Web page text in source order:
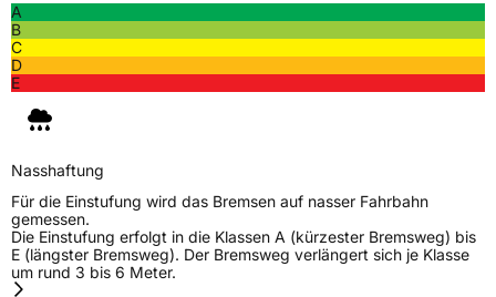
A
B
C
D
E
Nasshaftung
Für die Einstufung wird das Bremsen auf nasser Fahrbahn
gemessen.
Die Einstufung erfolgt in die Klassen A (kürzester Bremsweg) bis
E (längster Bremsweg). Der Bremsweg verlängert sich je Klasse
um rund 3 bis 6 Meter.